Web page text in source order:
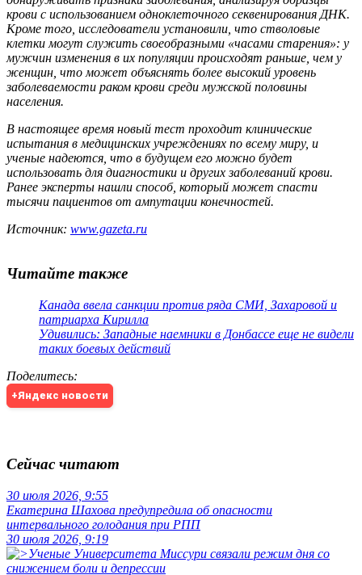
крови с использованием одноклеточного секвенирования ДНК.
Кроме того, исследователи установили, что стволовые
клетки могут служить своеобразными «часами старения»: у
мужчин изменения в их популяции происходят раньше, чем у
женщин, что может объяснять более высокий уровень
заболеваемости раком крови среди мужской половины
населения.
В настоящее время новый тест проходит клинические
испытания в медицинских учреждениях по всему миру, и
ученые надеются, что в будущем его можно будет
использовать для диагностики и других заболеваний крови.
Ранее эксперты нашли способ, который может спасти
тысячи пациентов от ампутации конечностей.
Источник: www.gazeta.ru
Читайте также
Канада ввела санкции против ряда СМИ, Захаровой и
патриарха Кирилла
Удивились: Западные наемники в Донбассе еще не видели
таких боевых действий
Поделитесь:
+Яндекс новости
Сейчас читают
30 июля 2026, 9:55
Екатерина Шахова предупредила об опасности
интервального голодания при РПП
30 июля 2026, 9:19